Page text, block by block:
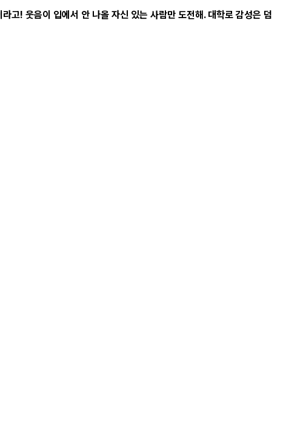
고! 웃음이 입에서 안 나올 자신 있는 사람만 도전해. 대학로 감성은 덤